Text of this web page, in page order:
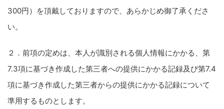
300円）を頂戴しておりますので、あらかじめ御了承くださ
い。
２．前項の定めは、本人が識別される個人情報にかかる、第
7.3項に基づき作成した第三者への提供にかかる記録及び第7.4
項に基づき作成した第三者からの提供にかかる記録について
準用するものとします。